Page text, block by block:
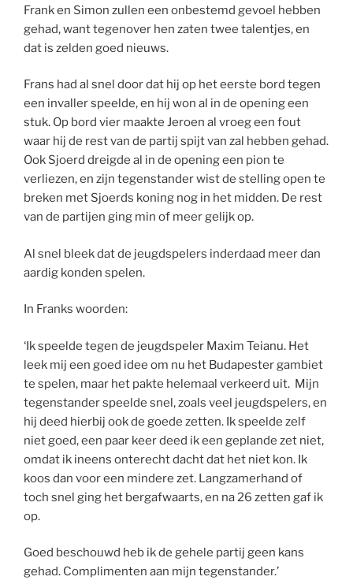
Frank en Simon zullen een onbestemd gevoel hebben
gehad, want tegenover hen zaten twee talentjes, en
dat is zelden goed nieuws.
Frans had al snel door dat hij op het eerste bord tegen
een invaller speelde, en hij won al in de opening een
stuk. Op bord vier maakte Jeroen al vroeg een fout
waar hij de rest van de partij spijt van zal hebben gehad.
Ook Sjoerd dreigde al in de opening een pion te
verliezen, en zijn tegenstander wist de stelling open te
breken met Sjoerds koning nog in het midden. De rest
van de partijen ging min of meer gelijk op.
Al snel bleek dat de jeugdspelers inderdaad meer dan
aardig konden spelen.
In Franks woorden:
‘Ik speelde tegen de jeugdspeler Maxim Teianu. Het
leek mij een goed idee om nu het Budapester gambiet
te spelen, maar het pakte helemaal verkeerd uit. Mijn
tegenstander speelde snel, zoals veel jeugdspelers, en
hij deed hierbij ook de goede zetten. Ik speelde zelf
niet goed, een paar keer deed ik een geplande zet niet,
omdat ik ineens onterecht dacht dat het niet kon. Ik
koos dan voor een mindere zet. Langzamerhand of
toch snel ging het bergafwaarts, en na 26 zetten gaf ik
op.
Goed beschouwd heb ik de gehele partij geen kans
gehad. Complimenten aan mijn tegenstander.’